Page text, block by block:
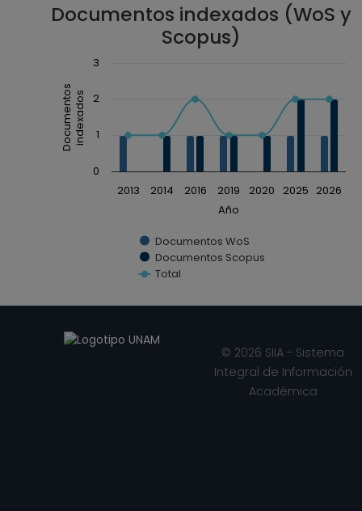
Documentos indexados (WoS y
Scopus)
Chart
Combination chart with 3 data series.
The chart has 1 X axis displaying Año.
The chart has 1 Y axis displaying Documentos
Año
Documentosindexados
Documentos WoS
Documentos Scopus
Total
2013 2014 2016 2019 2020 2025 2026
0
1
2
3
End of interactive chart.
© 2026 SIIA - Sistema
Integral de Información
Académica